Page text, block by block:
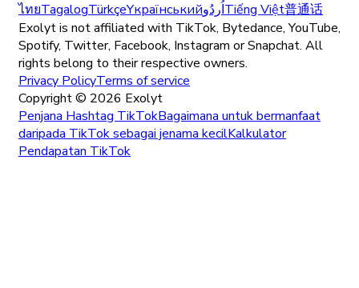
ไทยTagalogTürkçeYкраїнськийاُردُوTiếng Việt普通话
Exolyt is not affiliated with TikTok, Bytedance, YouTube,
Spotify, Twitter, Facebook, Instagram or Snapchat. All
rights belong to their respective owners.
Privacy PolicyTerms of service
Copyright © 2026 Exolyt
Penjana Hashtag TikTokBagaimana untuk bermanfaat
daripada TikTok sebagai jenama kecilKalkulator
Pendapatan TikTok